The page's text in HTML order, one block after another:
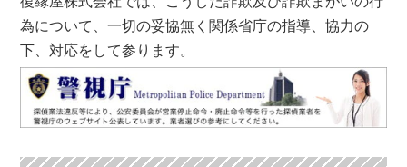
為について、一切の妥協無く関係省庁の指導、協力の
下、対応をして参ります。